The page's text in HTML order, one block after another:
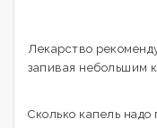
Лекарство
запивая небольшим
Сколько капель надо